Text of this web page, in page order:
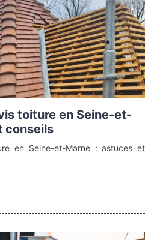
toiture en Seine-et-
conseils
en Seine-et-Marne : astuces et